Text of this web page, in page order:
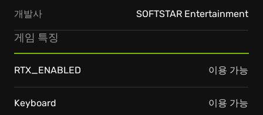
개발사 SOFTSTAR Entertainment
게임 특징
RTX_ENABLED 이용 가능
Keyboard 이용 가능